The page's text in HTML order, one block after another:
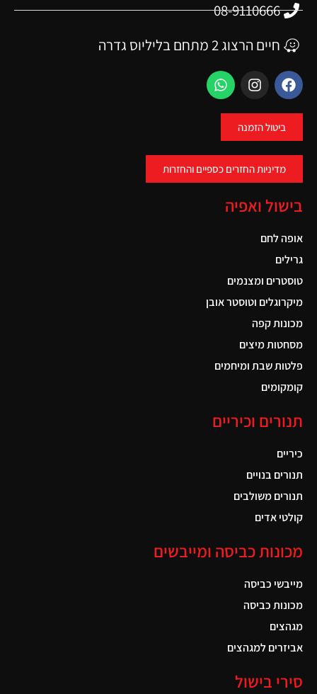
08-9110666
חיים הרצוג 2 מתחם בליליוס גדרה
ביטול הזמנה
מדיניות החזרים כספיים והחזרות
בישול ואפיה
אופה לחם
גרילים
טוסטרים ומצנמים
מיקרוגלים וטוסטר אובן
מכונות קפה
מסחטות מיצים
פלטות שבת ומיחמים
קומקומים
תנורים וכיריים
כיריים
תנורים בנויים
תנורים משולבים
קולטי אדים
מכונות כביסה ומייבשים
מייבשי כביסה
מכונות כביסה
מגהצים
אביזרים למגהצים
סירי בישול